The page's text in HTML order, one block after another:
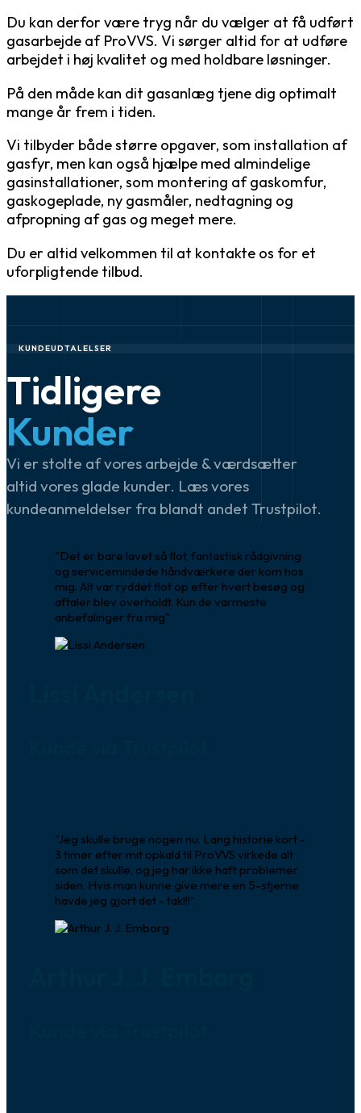
Du kan derfor være tryg når du vælger at få udført
gasarbejde af ProVVS. Vi sørger altid for at udføre
arbejdet i høj kvalitet og med holdbare løsninger.
På den måde kan dit gasanlæg tjene dig optimalt
mange år frem i tiden.
Vi tilbyder både større opgaver, som installation af
gasfyr, men kan også hjælpe med almindelige
gasinstallationer, som montering af gaskomfur,
gaskogeplade, ny gasmåler, nedtagning og
afpropning af gas og meget mere.
Du er altid velkommen til at kontakte os for et
uforpligtende tilbud.
KUNDEUDTALELSER
Tidligere
Kunder
Vi er stolte af vores arbejde & værdsætter
altid vores glade kunder. Læs vores
kundeanmeldelser fra blandt andet Trustpilot.
"Det er bare lavet så flot, fantastisk rådgivning
og servicemindede håndværkere der kom hos
mig. Alt var ryddet flot op efter hvert besøg og
aftaler blev overholdt. Kun de varmeste
anbefalinger fra mig"
"Jeg skulle bruge nogen nu. Lang historie kort -
3 timer efter mit opkald til ProVVS virkede alt
som det skulle, og jeg har ikke haft problemer
siden. Hvis man kunne give mere en 5-stjerne
havde jeg gjort det - tak!!!"